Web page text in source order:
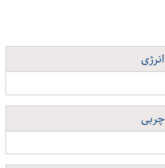
انرژی
چربی